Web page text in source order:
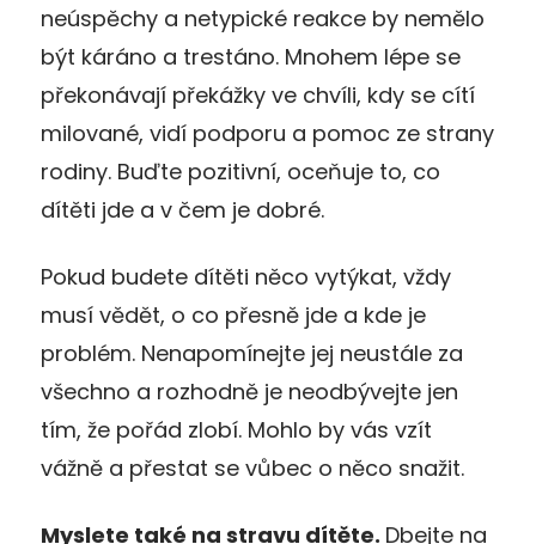
neúspěchy a netypické reakce by nemělo
být káráno a trestáno. Mnohem lépe se
překonávají překážky ve chvíli, kdy se cítí
milované, vidí podporu a pomoc ze strany
rodiny. Buďte pozitivní, oceňuje to, co
dítěti jde a v čem je dobré.
Pokud budete dítěti něco vytýkat, vždy
musí vědět, o co přesně jde a kde je
problém. Nenapomínejte jej neustále za
všechno a rozhodně je neodbývejte jen
tím, že pořád zlobí. Mohlo by vás vzít
vážně a přestat se vůbec o něco snažit.
Myslete také na stravu dítěte. Dbejte na